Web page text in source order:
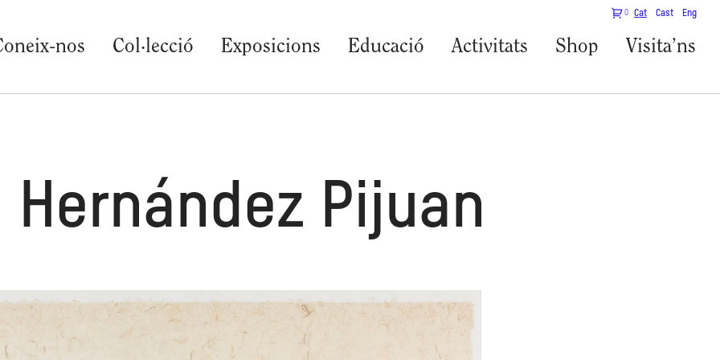
0 Cat Cast Eng
nos Col·lecció Exposicions Educació Activitats Shop Visita’ns
Hernández Pijuan